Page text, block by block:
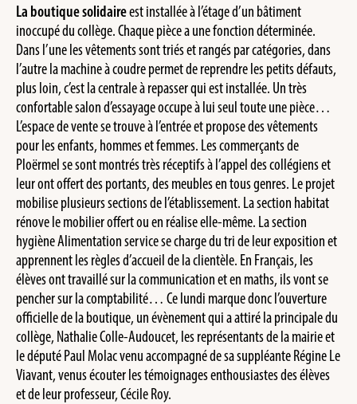
La boutique solidaireest installée à l’étage d’un bâtiment
inoccupé du collège. Chaque pièce a une fonction déterminée.
Dans l’une les vêtements sont triés et rangés par catégories, dans
l’autre la machine à coudre permet de reprendre les petits défauts,
plus loin, c’est la centrale à repasser qui est installée. Un très
confortable salon d’essayage occupe à lui seul toute une pièce…
L’espace de vente se trouve à l’entrée et propose des vêtements
pour les enfants, hommes et femmes. Les commerçants de
Ploërmel se sont montrés très réceptifs à l’appel des collégiens et
leur ont offert des portants, des meubles en tous genres. Le projet
mobilise plusieurs sections de l’établissement. La section habitat
rénove le mobilier offert ou en réalise elle-même. La section
hygiène Alimentation service se charge du tri de leur exposition et
apprennent les règles d’accueil de la clientèle. En Français, les
élèves ont travaillé sur la communication et en maths, ils vont se
pencher sur la comptabilité… Ce lundi marque donc l’ouverture
officielle de la boutique, un évènement qui a attiré la principale du
collège, Nathalie Colle-Audoucet, les représentants de la mairie et
le député Paul Molac venu accompagné de sa suppléante Régine Le
Viavant, venus écouter les témoignages enthousiastes des élèves
et de leur professeur, Cécile Roy.